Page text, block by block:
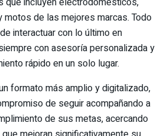
de las mejores marcas. Todo
interactuar con lo último en
con asesoría personalizada y
rápido en un solo lugar.
formato más amplio y digitalizado,
de seguir acompañando a
de sus metas, acercando